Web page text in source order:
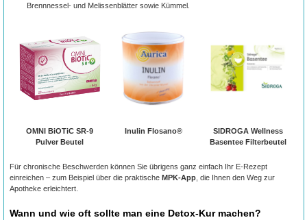
Brennnessel- und Melissenblätter sowie Kümmel.
OMNI BiOTiC SR-9
Pulver Beutel
Inulin Flosano®
SIDROGA Wellness
Basentee Filterbeutel
Für chronische Beschwerden können Sie übrigens ganz einfach Ihr E-Rezept
einreichen – zum Beispiel über die praktischeMPK-App , die Ihnen den Weg zur
Apotheke erleichtert.
Wann und wie oft sollte man eine Detox-Kur machen?